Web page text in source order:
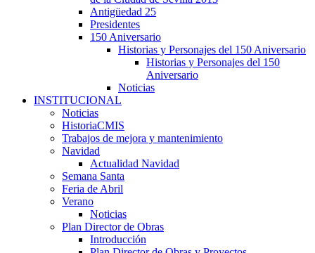
Antigüedad 25
Presidentes
150 Aniversario
Historias y Personajes del 150 Aniversario
Historias y Personajes del 150
Aniversario
Noticias
INSTITUCIONAL
Noticias
HistoriaCMIS
Trabajos de mejora y mantenimiento
Navidad
Actualidad Navidad
Semana Santa
Feria de Abril
Verano
Noticias
Plan Director de Obras
Introducción